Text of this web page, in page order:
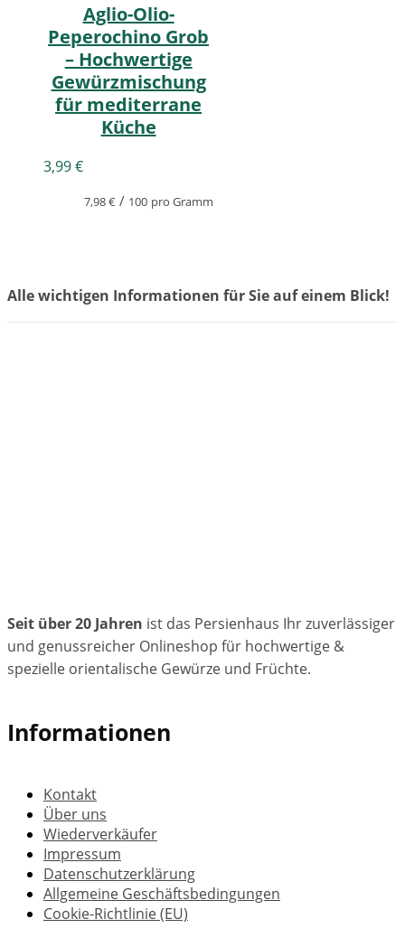
Aglio-Olio-
Peperochino Grob
– Hochwertige
Gewürzmischung
für mediterrane
Küche
3,99€
7,98€ / 100 pro Gramm
Alle wichtigen Informationen für Sie auf einem Blick!
Seit über 20 Jahren ist das Persienhaus Ihr zuverlässiger
und genussreicher Onlineshop für hochwertige &
spezielle orientalische Gewürze und Früchte.
Informationen
Kontakt
Über uns
Wiederverkäufer
Impressum
Datenschutzerklärung
Allgemeine Geschäftsbedingungen
Cookie-Richtlinie (EU)